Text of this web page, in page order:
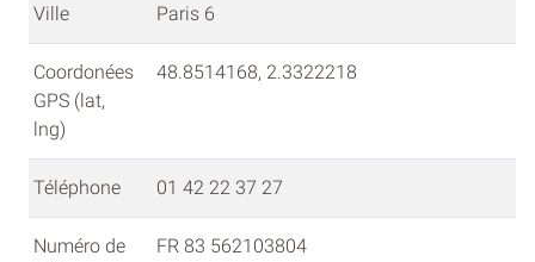
Ville Paris 6
Coordonées
GPS (lat,
lng)
48.8514168, 2.3322218
Téléphone 01 42 22 37 27
Numéro de
FR 83 562103804